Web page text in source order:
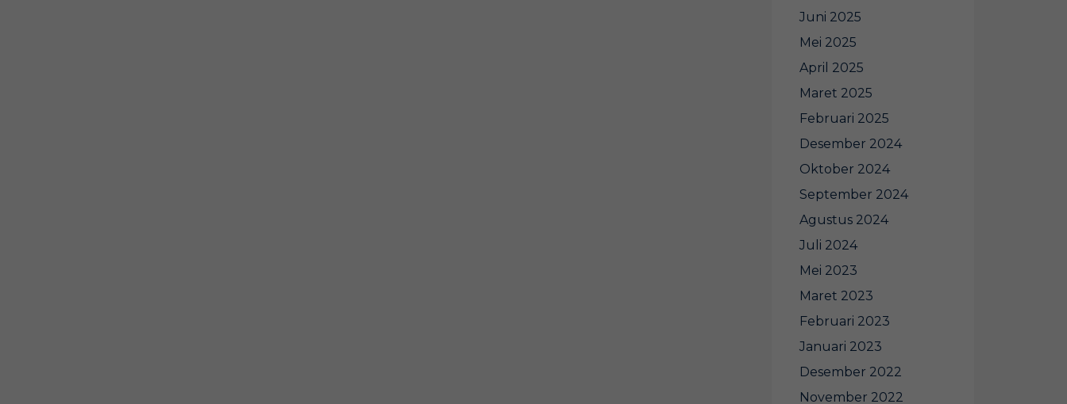
Juni 2025
Mei 2025
April 2025
Maret 2025
Februari 2025
Desember 2024
Oktober 2024
September 2024
Agustus 2024
Juli 2024
Mei 2023
Maret 2023
Februari 2023
Januari 2023
Desember 2022
November 2022